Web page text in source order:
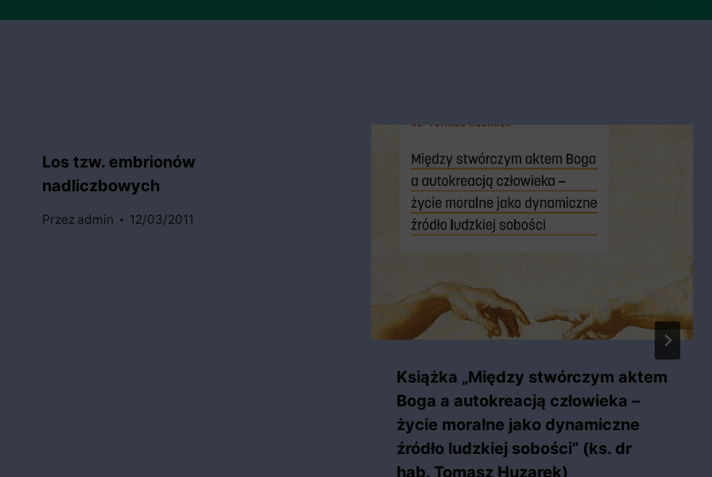
Los tzw. embrionów
nadliczbowych
Przez admin 12/03/2011
Książka „Między stwórczym aktem
Boga a autokreacją człowieka –
życie moralne jako dynamiczne
źródło ludzkiej sobości” (ks. dr
hab. Tomasz Huzarek)